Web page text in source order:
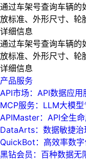
通过车架号查询车辆的
放标准、外形尺寸、轮
详细信息
通过车架号查询车辆的
放标准、外形尺寸、轮
详细信息
产品服务
API市场：API数据应用
MCP服务：LLM大模
APIMaster：API全生
DataArts：数据敏捷治
QuickBot：高效率数
黑钻会员：百种数据无